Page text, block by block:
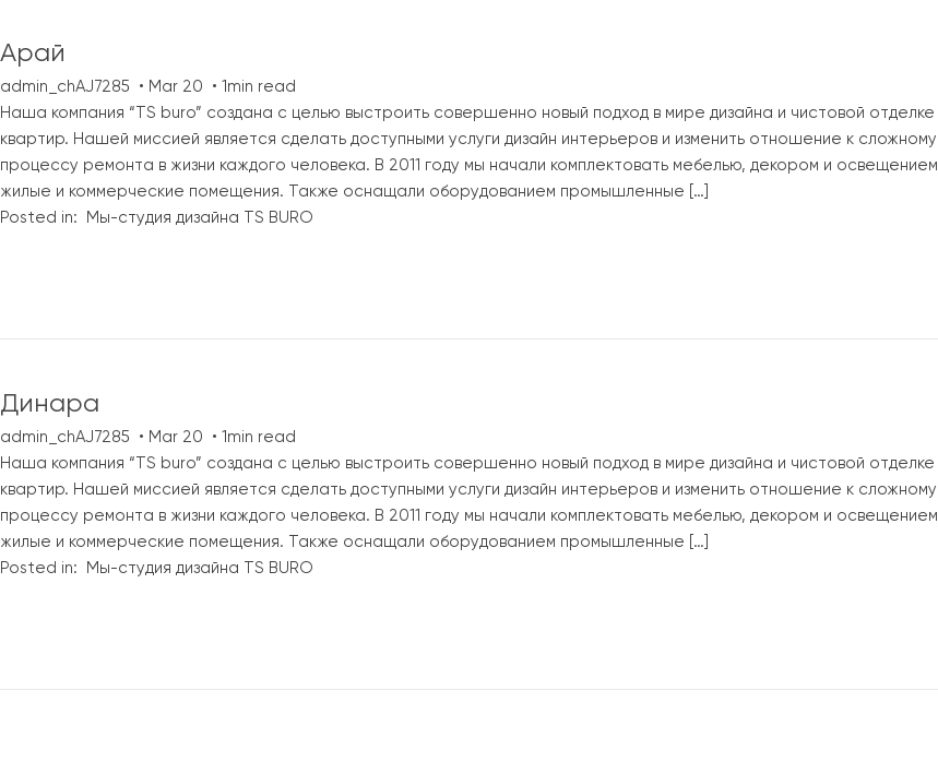
Арай
admin_chAJ7285 Mar 20
1min read
Наша компания “TS buro” создана с целью выстроить совершенно новый подход в мире дизайна и чистовой отделке
квартир. Нашей миссией является сделать доступными услуги дизайн интерьеров и изменить отношение к сложному
процессу ремонта в жизни каждого человека. В 2011 году мы начали комплектовать мебелью, декором и освещением
жилые и коммерческие помещения. Также оснащали оборудованием промышленные […]
Posted in:
Мы-студия дизайна TS BURO
Динара
admin_chAJ7285 Mar 20
1min read
Наша компания “TS buro” создана с целью выстроить совершенно новый подход в мире дизайна и чистовой отделке
квартир. Нашей миссией является сделать доступными услуги дизайн интерьеров и изменить отношение к сложному
процессу ремонта в жизни каждого человека. В 2011 году мы начали комплектовать мебелью, декором и освещением
жилые и коммерческие помещения. Также оснащали оборудованием промышленные […]
Posted in:
Мы-студия дизайна TS BURO